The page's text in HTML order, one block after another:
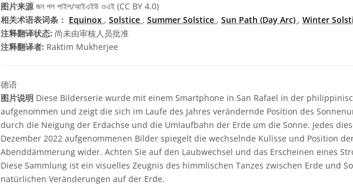
图片来源জন পল পাইল/আইএইউ ওএই (CC BY 4.0)
相关术语表词条： Equinox , Solstice , Summer Solstice , Sun Path (Day Arc) , Winter
注释翻译状态: 尚未由审核人员批准
注释翻译者: Raktim Mukherjee
德语
图片说明 Diese Bilderserie wurde mit einem Smartphone in San Rafael in der
aufgenommen und zeigt die sich im Laufe des Jahres verändernde Position des
durch die Neigung der Erdachse und die Umlaufbahn der Erde um die Sonne. Jedes
Dezember 2022 aufgenommenen Bilder spiegelt die wechselnde Kulisse und Position
Abenddämmerung wider. Achten Sie auf den Laubwechsel und das Erscheinen eines
Diese Sammlung ist ein visuelles Zeugnis des himmlischen Tanzes zwischen Erde und
natürlichen Veränderungen auf der Erde.